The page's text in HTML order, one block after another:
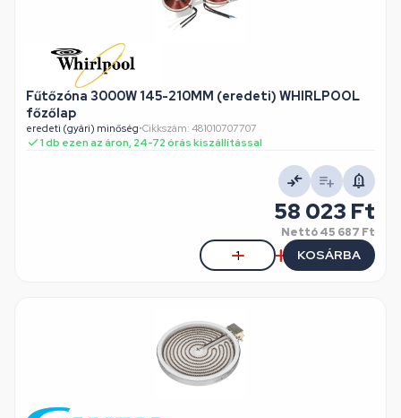
Fűtőzóna 3000W 145-210MM (eredeti) WHIRLPOOL
főzőlap
eredeti (gyári) minőség•Cikkszám: 481010707707
1 db ezen az áron, 24-72 órás kiszállítással
58 023 Ft
Nettó45 687 Ft
KOSÁRBA